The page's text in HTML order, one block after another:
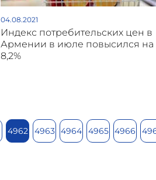
04.08.2021
Индекс потребительских цен в
Армении в июле повысился на
8,2%
4962 4963 4964 4965 4966